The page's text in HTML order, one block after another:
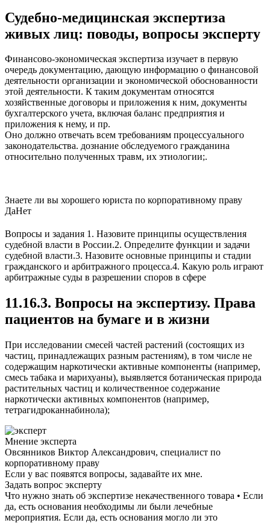
Судебно-медицинская экспертиза
живых лиц: поводы, вопросы эксперту
Финансово-экономическая экспертиза изучает в первую
очередь документацию, дающую информацию о финансовой
деятельности организации и экономической обоснованности
этой деятельности. К таким документам относятся
хозяйственные договоры и приложения к ним, документы
бухгалтерского учета, включая баланс предприятия и
приложения к нему, и пр.
Оно должно отвечать всем требованиям процессуального
законодательства. дознание обследуемого гражданина
относительно полученных травм, их этиологии;.
Знаете ли вы хорошего юриста по корпоративному праву
ДаНет
Вопросы и задания 1. Назовите принципы осуществления
судебной власти в России.2. Определите функции и задачи
судебной власти.3. Назовите основные принципы и стадии
гражданского и арбитражного процесса.4. Какую роль играют
арбитражные суды в разрешении споров в сфере
11.16.3. Вопросы на экспертизу. Права
пациентов на бумаге и в жизни
При исследовании смесей частей растений (состоящих из
частиц, принадлежащих разным растениям), в том числе не
содержащим наркотически активные компоненты (например,
смесь табака и марихуаны), выявляется ботаническая природа
растительных частиц и количественное содержание
наркотически активных компонентов (например,
тетрагидроканнабинола);
Мнение эксперта
Овсянников Виктор Александрович, специалист по
корпоративному праву
Если у вас появятся вопросы, задавайте их мне.
Задать вопрос эксперту
Что нужно знать об экспертизе некачественного товара • Если
да, есть основания необходимы ли были лечебные
мероприятия. Если да, есть основания могло ли это